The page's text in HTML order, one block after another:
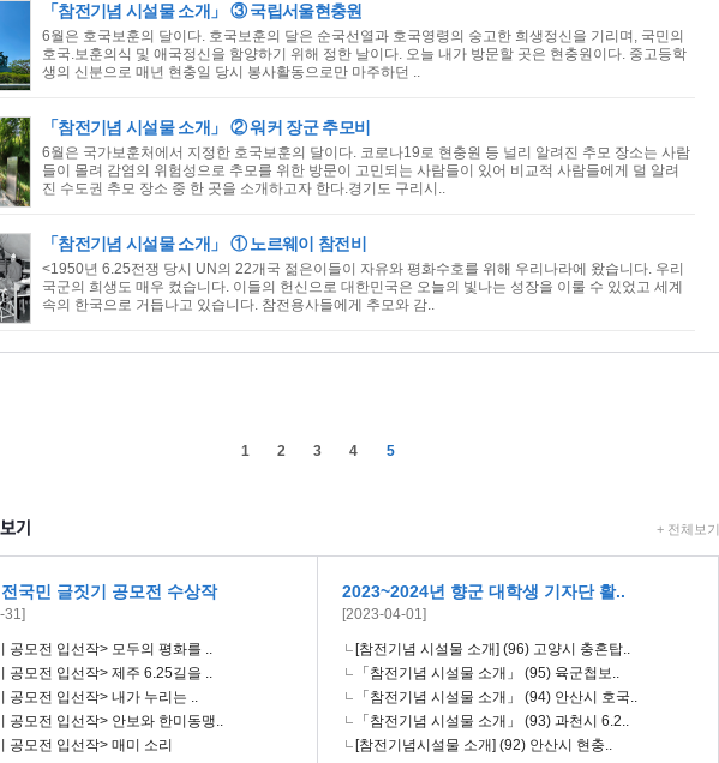
「참전기념 시설물 소개」 ③ 국립서울현충원
6월은 호국보훈의 달이다. 호국보훈의 달은 순국선열과 호국영령의 숭고한 희생정신을 기리며, 국민의
호국.보훈의식 및 애국정신을 함양하기 위해 정한 날이다. 오늘 내가 방문할 곳은 현충원이다. 중고등학
생의 신분으로 매년 현충일 당시 봉사활동으로만 마주하던 ..
「참전기념 시설물 소개」 ② 워커 장군 추모비
6월은 국가보훈처에서 지정한 호국보훈의 달이다. 코로나19로 현충원 등 널리 알려진 추모 장소는 사람
들이 몰려 감염의 위험성으로 추모를 위한 방문이 고민되는 사람들이 있어 비교적 사람들에게 덜 알려
진 수도권 추모 장소 중 한 곳을 소개하고자 한다.경기도 구리시..
「참전기념 시설물 소개」 ① 노르웨이 참전비
<1950년 6.25전쟁 당시 UN의 22개국 젊은이들이 자유와 평화수호를 위해 우리나라에 왔습니다. 우리
국군의 희생도 매우 컸습니다. 이들의 헌신으로 대한민국은 오늘의 빛나는 성장을 이룰 수 있었고 세계
속의 한국으로 거듭나고 있습니다. 참전용사들에게 추모와 감..
1 2 3 4 5
+ 전체보기
국민 글짓기 공모전 수상작
31]
공모전 입선작> 모두의 평화를 ..
공모전 입선작> 제주 6.25길을 ..
공모전 입선작> 내가 누리는 ..
공모전 입선작> 안보와 한미동맹..
공모전 입선작> 매미 소리
2023~2024년 향군 대학생 기자단 활..
[2023-04-01]
[참전기념 시설물 소개] (96) 고양시 충혼탑..
「참전기념 시설물 소개」 (95) 육군첩보..
「참전기념 시설물 소개」 (94) 안산시 호국..
「참전기념 시설물 소개」 (93) 과천시 6.2..
[참전기념시설물 소개] (92) 안산시 현충..